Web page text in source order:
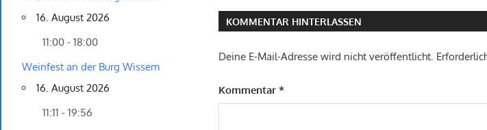
KOMMENTAR HINTERLASSEN
Deine E-Mail-Adresse wird nicht veröffentlicht.
Kommentar*
16. August 2026
11:00 - 18:00
Weinfest an der Burg Wissem
16. August 2026
11:11 - 19:56